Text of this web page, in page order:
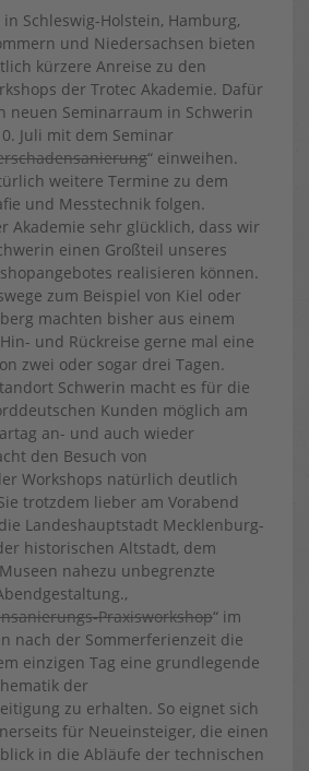
Schleswig-Holstein, Hamburg,
und Niedersachsen bieten
kürzere Anreise zu den
der Trotec Akademie. Dafür
neuen Seminarraum in Schwerin
Juli mit dem Seminar
“ einweihen.
weitere Termine zu dem
und Messtechnik folgen.
Akademie sehr glücklich, dass wir
einen Großteil unseres
realisieren können.
zum Beispiel von Kiel oder
machten bisher aus einem
und Rückreise gerne mal eine
zwei oder sogar drei Tagen.
Schwerin macht es für die
Kunden möglich am
an- und auch wieder
den Besuch von
Workshops natürlich deutlich
trotzdem lieber am Vorabend
Landeshauptstadt Mecklenburg-
historischen Altstadt, dem
nahezu unbegrenzte
Praxisworkshop“ im
nach der Sommerferienzeit die
einzigen Tag eine grundlegende
der
zu erhalten. So eignet sich
für Neueinsteiger, die einen
in die Abläufe der technischen